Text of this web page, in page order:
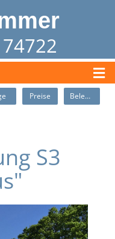
Preise Belegung
S3